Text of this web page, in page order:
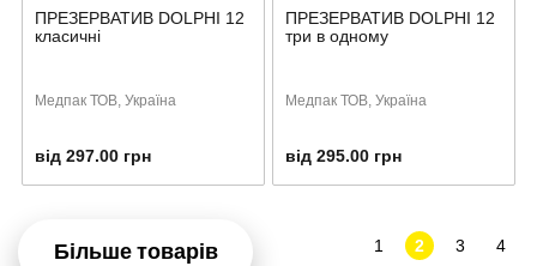
ПРЕЗЕРВАТИВ DOLPHI 12
класичні
Медпак ТОВ, Україна
від 297.00 грн
ПРЕЗЕРВАТИВ DOLPHI 12
три в одному
Медпак ТОВ, Україна
від 295.00 грн
Більше товарів 1 2 3 4